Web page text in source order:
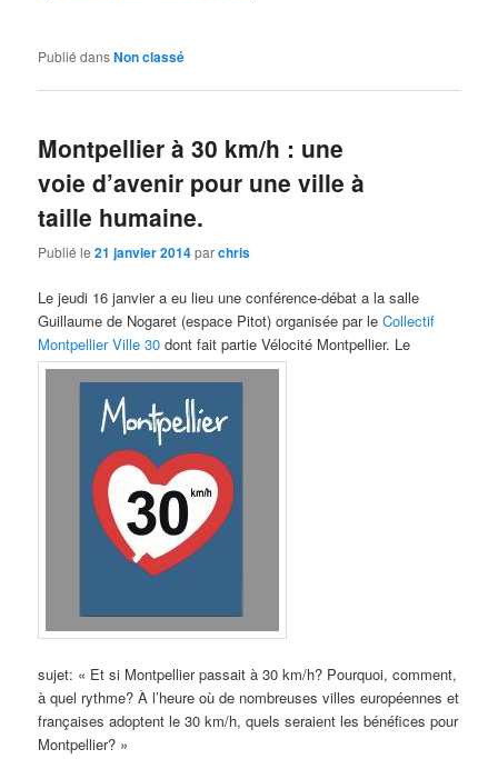
Publié dansNon classé
Montpellier à 30 km/h : une
voie d’avenir pour une ville à
taille humaine.
Publié le21 janvier 2014parchris
Le jeudi 16 janvier a eu lieu une conférence-débat a la salle
Guillaume de Nogaret (espace Pitot) organisée par leCollectif
Montpellier Ville 30 dont fait partie Vélocité Montpellier. Le
sujet: « Et si Montpellier passait à 30 km/h? Pourquoi, comment,
à quel rythme? À l’heure où de nombreuses villes européennes et
françaises adoptent le 30 km/h, quels seraient les bénéfices pour
Montpellier? »